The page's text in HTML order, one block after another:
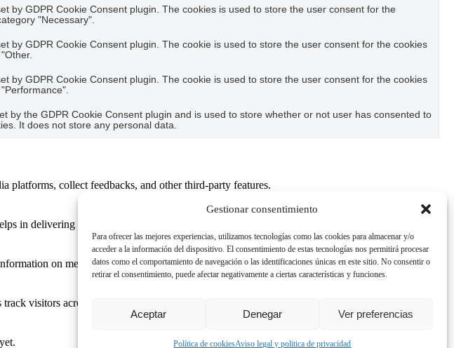
Gestionar consentimiento
Para ofrecer las mejores experiencias, utilizamos tecnologías como las cookies para almacenar y/o
acceder a la información del dispositivo. El consentimiento de estas tecnologías nos permitirá procesar
datos como el comportamiento de navegación o las identificaciones únicas en este sitio. No consentir o
retirar el consentimiento, puede afectar negativamente a ciertas características y funciones.
Aceptar Denegar Ver preferencias
Política de cookiesAviso legal y politica de privacidad
by GDPR Cookie Consent plugin. The cookies is used to store the user consent for the
"Necessary".
by GDPR Cookie Consent plugin. The cookie is used to store the user consent for the cookies
by GDPR Cookie Consent plugin. The cookie is used to store the user consent for the cookies
by the GDPR Cookie Consent plugin and is used to store whether or not user has consented to
It does not store any personal data.
platforms, collect feedbacks, and other third-party features.
in delivering a better user experience for the visitors.
on metrics the number of visitors, bounce rate, traffic source, etc.
visitors across websites and collect information to provide customized ads.